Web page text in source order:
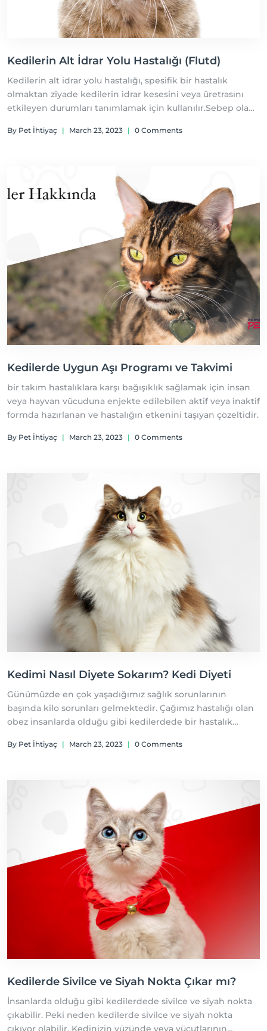
Kedilerin Alt İdrar Yolu Hastalığı (Flutd)
Kedilerin alt idrar yolu hastalığı, spesifik bir hastalık
olmaktan ziyade kedilerin idrar kesesini veya üretrasını
etkileyen durumları tanımlamak için kullanılır.Sebep olan
diagnostik tetkikler yapmadan tam olarak altında yatan
By Pet İhtiyaç | March 23, 2023 | 0 Comments
Kedilerde Uygun Aşı Programı ve Takvimi
bir takım hastalıklara karşı bağışıklık sağlamak için insan
veya hayvan vücuduna enjekte edilebilen aktif veya inaktif
formda hazırlanan ve hastalığın etkenini taşıyan çözeltidir.
By Pet İhtiyaç | March 23, 2023 | 0 Comments
Kedimi Nasıl Diyete Sokarım? Kedi Diyeti
Günümüzde en çok yaşadığımız sağlık sorunlarının
başında kilo sorunları gelmektedir. Çağımız hastalığı olan
obez insanlarda olduğu gibi kedilerdede bir hastalık
göre kedilerin %60'i obezdir.
By Pet İhtiyaç | March 23, 2023 | 0 Comments
Kedilerde Sivilce ve Siyah Nokta Çıkar mı?
İnsanlarda olduğu gibi kedilerdede sivilce ve siyah nokta
çıkabilir. Peki neden kedilerde sivilce ve siyah nokta
çıkıyor olabilir. Kedinizin yüzünde veya vücutlarının